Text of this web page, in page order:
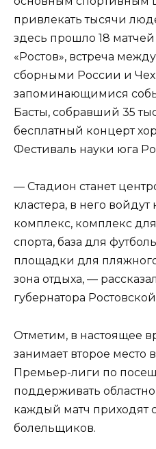
привлекать тысячи
здесь прошло 18
«Ростов», встреча
сборными России и
запоминающимися
Басты, собравший 35
бесплатный концерт
Фестиваль науки юга
— Стадион станет
кластера, в него
комплекс, комплекс
спорта, база для
площадки для
зона отдыха, —
губернатора
Отметим, в настоящее
занимает второе место
Премьер-лиги по
поддерживать
каждый матч приходят
болельщиков.